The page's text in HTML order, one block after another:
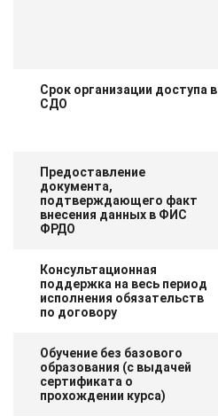
Срок организации доступа в
СДО
Предоставление
документа,
подтверждающего факт
внесения данных в ФИС
ФРДО
Консультационная
поддержка на весь период
исполнения обязательств
по договору
Обучение без базового
образования (с выдачей
сертификата о
прохождении курса)